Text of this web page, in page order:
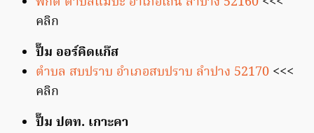
คลิก
ปั๊ม ออร์คิดแก๊ส
ตำบล สบปราบ อำเภอสบปราบ ลำปาง 52170 <<<
คลิก
ปั๊ม ปตท. เกาะคา